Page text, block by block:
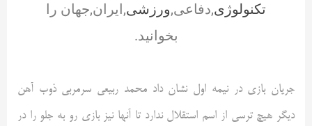
تکنولوژی,دفاعی,ورزشی,ایران,جهان را
بخوانید.
جریان بازی در نیمه اول نشان داد محمد ربیعی سرمربی ذوب آهن
دیگر هیچ ترسی از اسم استقلال ندارد تا آنها نیز بازی رو به جلو را در